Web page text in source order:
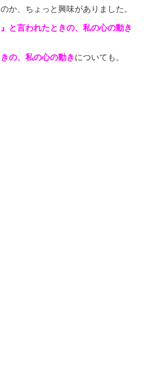
か、ちょっと興味がありました。
と言われたときの、私の心の動き
の、私の心の動き についても。